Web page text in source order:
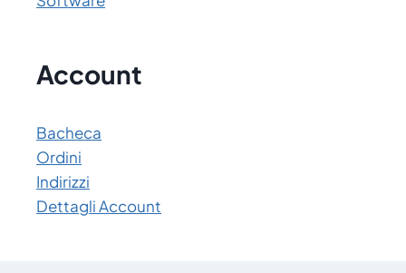
Account
Bacheca
Ordini
Indirizzi
Dettagli Account